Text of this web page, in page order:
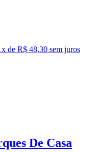
x de R$ 48,30 sem juros
De Casa